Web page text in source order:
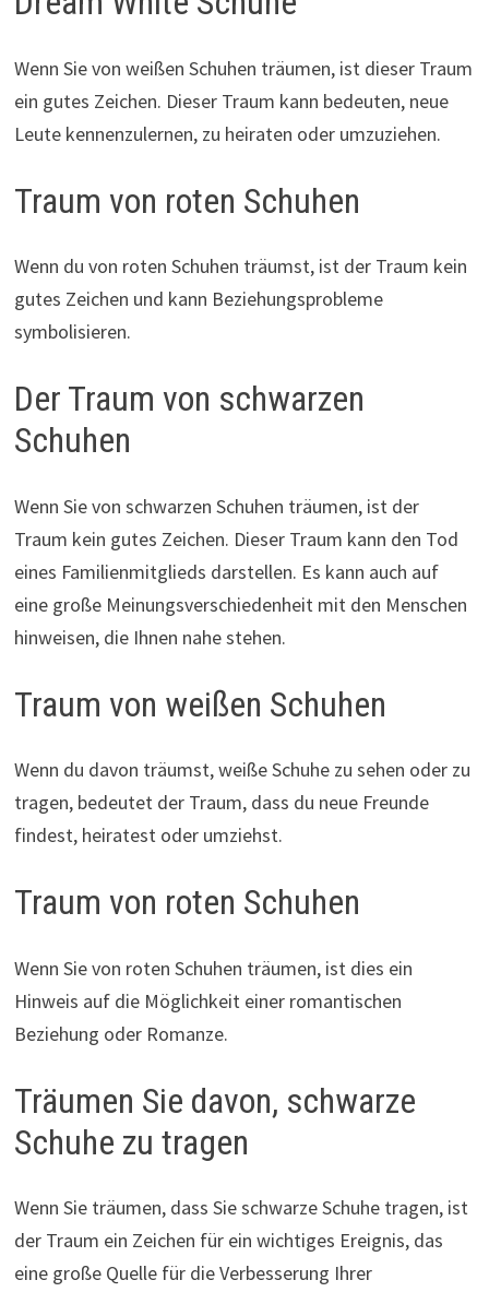
Wenn Sie von weißen Schuhen träumen, ist dieser Traum
ein gutes Zeichen. Dieser Traum kann bedeuten, neue
Leute kennenzulernen, zu heiraten oder umzuziehen.
Traum von roten Schuhen
Wenn du von roten Schuhen träumst, ist der Traum kein
gutes Zeichen und kann Beziehungsprobleme
symbolisieren.
Der Traum von schwarzen
Schuhen
Wenn Sie von schwarzen Schuhen träumen, ist der
Traum kein gutes Zeichen. Dieser Traum kann den Tod
eines Familienmitglieds darstellen. Es kann auch auf
eine große Meinungsverschiedenheit mit den Menschen
hinweisen, die Ihnen nahe stehen.
Traum von weißen Schuhen
Wenn du davon träumst, weiße Schuhe zu sehen oder zu
tragen, bedeutet der Traum, dass du neue Freunde
findest, heiratest oder umziehst.
Traum von roten Schuhen
Wenn Sie von roten Schuhen träumen, ist dies ein
Hinweis auf die Möglichkeit einer romantischen
Beziehung oder Romanze.
Träumen Sie davon, schwarze
Schuhe zu tragen
Wenn Sie träumen, dass Sie schwarze Schuhe tragen, ist
der Traum ein Zeichen für ein wichtiges Ereignis, das
eine große Quelle für die Verbesserung Ihrer